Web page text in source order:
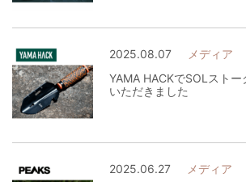
2025.08.07
メディア
YAMA HACKでSOLスト
いただきました
2025.06.27
メディア